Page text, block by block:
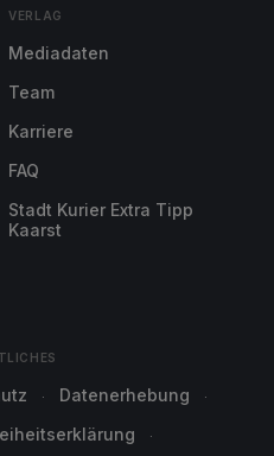
VERLAG
Mediadaten
Team
Karriere
FAQ
Stadt Kurier Extra Tipp
Kaarst
Datenerhebung